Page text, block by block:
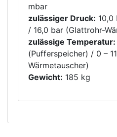
mbar
zulässiger Druck: 10,0
/ 16,0 bar (Glattrohr-
zulässige Temperatur:
(Pufferspeicher) / 0 –
Wärmetauscher)
Gewicht: 185 kg